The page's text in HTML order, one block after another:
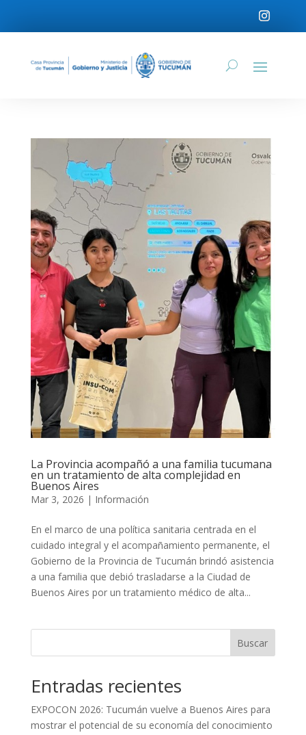
La Provincia acompañó a una familia tucumana
en un tratamiento de alta complejidad en
Buenos Aires
Mar 3, 2026 | Información
En el marco de una política sanitaria centrada en el
cuidado integral y el acompañamiento permanente, el
Gobierno de la Provincia de Tucumán brindó asistencia
a una familia que debió trasladarse a la Ciudad de
Buenos Aires por un tratamiento médico de alta...
Buscar
Entradas recientes
EXPOCON 2026: Tucumán vuelve a Buenos Aires para
mostrar el potencial de su economía del conocimiento